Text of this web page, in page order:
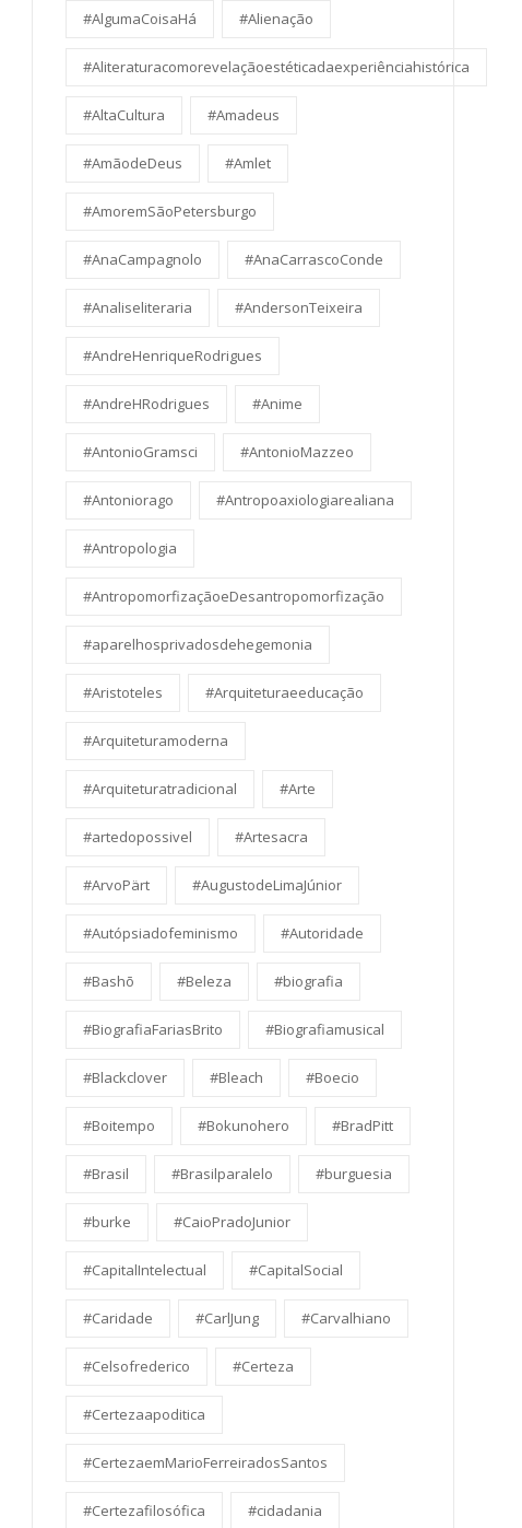
#AlgumaCoisaHá #Alienação
#Aliteraturacomorevelaçãoestéticadaexperiênciahistórica
#AltaCultura #Amadeus
#AmãodeDeus #Amlet
#AmoremSãoPetersburgo
#AnaCampagnolo #AnaCarrascoConde
#Analiseliteraria #AndersonTeixeira
#AndreHenriqueRodrigues
#AndreHRodrigues #Anime
#AntonioGramsci #AntonioMazzeo
#Antoniorago #Antropoaxiologiarealiana
#Antropologia
#AntropomorfizaçãoeDesantropomorfização
#aparelhosprivadosdehegemonia
#Aristoteles #Arquiteturaeeducação
#Arquiteturamoderna
#Arquiteturatradicional #Arte
#artedopossivel #Artesacra
#ArvoPärt #AugustodeLimaJúnior
#Autópsiadofeminismo #Autoridade
#Bashō #Beleza #biografia
#BiografiaFariasBrito #Biografiamusical
#Blackclover #Bleach #Boecio
#Boitempo #Bokunohero #BradPitt
#Brasil #Brasilparalelo #burguesia
#burke #CaioPradoJunior
#CapitalIntelectual #CapitalSocial
#Caridade #CarlJung #Carvalhiano
#Celsofrederico #Certeza
#Certezaapoditica
#CertezaemMarioFerreiradosSantos
#Certezafilosófica #cidadania